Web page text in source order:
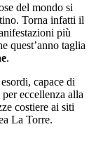
del mondo si
Torna infatti il
più
quest’anno taglia
.
capace di
eccellenza alla
costiere ai siti
La Torre.